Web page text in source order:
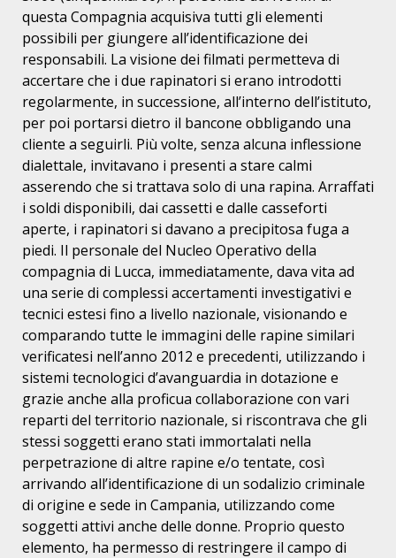
questa Compagnia acquisiva tutti gli elementi
possibili per giungere all’identificazione dei
responsabili. La visione dei filmati permetteva di
accertare che i due rapinatori si erano introdotti
regolarmente, in successione, all’interno dell’istituto,
per poi portarsi dietro il bancone obbligando una
cliente a seguirli. Più volte, senza alcuna inflessione
dialettale, invitavano i presenti a stare calmi
asserendo che si trattava solo di una rapina. Arraffati
i soldi disponibili, dai cassetti e dalle casseforti
aperte, i rapinatori si davano a precipitosa fuga a
piedi. Il personale del Nucleo Operativo della
compagnia di Lucca, immediatamente, dava vita ad
una serie di complessi accertamenti investigativi e
tecnici estesi fino a livello nazionale, visionando e
comparando tutte le immagini delle rapine similari
verificatesi nell’anno 2012 e precedenti, utilizzando i
sistemi tecnologici d’avanguardia in dotazione e
grazie anche alla proficua collaborazione con vari
reparti del territorio nazionale, si riscontrava che gli
stessi soggetti erano stati immortalati nella
perpetrazione di altre rapine e/o tentate, così
arrivando all’identificazione di un sodalizio criminale
di origine e sede in Campania, utilizzando come
soggetti attivi anche delle donne. Proprio questo
elemento, ha permesso di restringere il campo di